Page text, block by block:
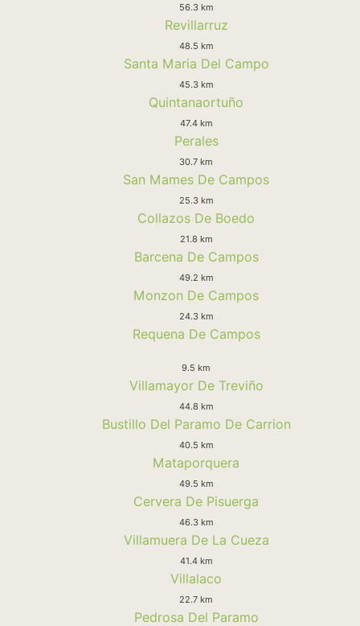
56.3 km
Revillarruz
48.5 km
Santa Maria Del Campo
45.3 km
Quintanaortuño
47.4 km
Perales
30.7 km
San Mames De Campos
25.3 km
Collazos De Boedo
21.8 km
Barcena De Campos
49.2 km
Monzon De Campos
24.3 km
Requena De Campos
9.5 km
Villamayor De Treviño
44.8 km
Bustillo Del Paramo De Carrion
40.5 km
Mataporquera
49.5 km
Cervera De Pisuerga
46.3 km
Villamuera De La Cueza
41.4 km
Villalaco
22.7 km
Pedrosa Del Paramo